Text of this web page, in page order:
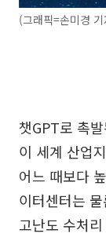
(그래픽=손미경
챗GPT로 촉
이 세계 산업
어느 때보다
이터센터는
고난도 수처